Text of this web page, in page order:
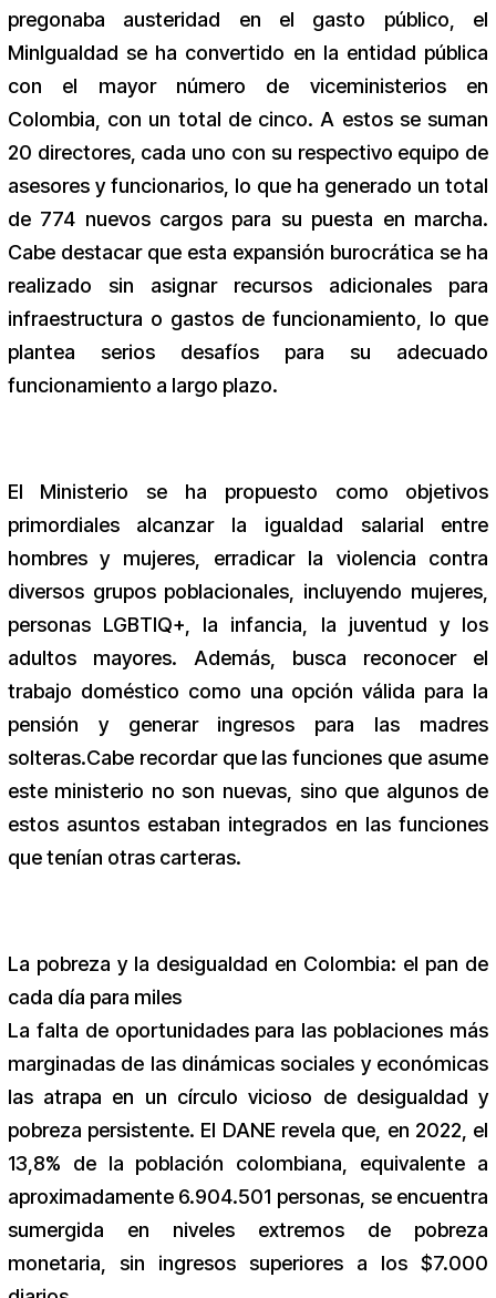
pregonaba austeridad en el gasto público, el
MinIgualdad se ha convertido en la entidad pública
con el mayor número de viceministerios en
Colombia, con un total de cinco. A estos se suman
20 directores, cada uno con su respectivo equipo de
asesores y funcionarios, lo que ha generado un total
de 774 nuevos cargos para su puesta en marcha.
Cabe destacar que esta expansión burocrática se ha
realizado sin asignar recursos adicionales para
infraestructura o gastos de funcionamiento, lo que
plantea serios desafíos para su adecuado
funcionamiento a largo plazo.
El Ministerio se ha propuesto como objetivos
primordiales alcanzar la igualdad salarial entre
hombres y mujeres, erradicar la violencia contra
diversos grupos poblacionales, incluyendo mujeres,
personas LGBTIQ+, la infancia, la juventud y los
adultos mayores. Además, busca reconocer el
trabajo doméstico como una opción válida para la
pensión y generar ingresos para las madres
solteras.Cabe recordar que las funciones que asume
este ministerio no son nuevas, sino que algunos de
estos asuntos estaban integrados en las funciones
que tenían otras carteras.
La pobreza y la desigualdad en Colombia: el pan de
cada día para miles
La falta de oportunidades para las poblaciones más
marginadas de las dinámicas sociales y económicas
las atrapa en un círculo vicioso de desigualdad y
pobreza persistente. El DANE revela que, en 2022, el
13,8% de la población colombiana, equivalente a
aproximadamente 6.904.501 personas, se encuentra
sumergida en niveles extremos de pobreza
monetaria, sin ingresos superiores a los $7.000